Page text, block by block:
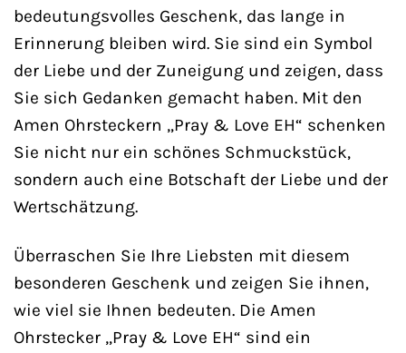
bedeutungsvolles Geschenk, das lange in
Erinnerung bleiben wird. Sie sind ein Symbol
der Liebe und der Zuneigung und zeigen, dass
Sie sich Gedanken gemacht haben. Mit den
Amen Ohrsteckern „Pray & Love EH“ schenken
Sie nicht nur ein schönes Schmuckstück,
sondern auch eine Botschaft der Liebe und der
Wertschätzung.
Überraschen Sie Ihre Liebsten mit diesem
besonderen Geschenk und zeigen Sie ihnen,
wie viel sie Ihnen bedeuten. Die Amen
Ohrstecker „Pray & Love EH“ sind ein